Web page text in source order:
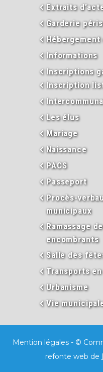
Extraits
Garderie
Informations
Inscriptions
Inscription
Les élus
Mariage
Naissance
PACS
Passeport
Procès-
municipaux
Ramassage
encombrants
Salle des
Transports
Urbanisme
Vie
Mention légales- ©
refonte web de